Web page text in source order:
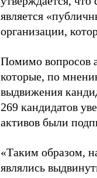
является
организации,
Помимо вопросов
которые, по
выдвижения
269 кандидатов
активов были
«Таким образом,
являлись